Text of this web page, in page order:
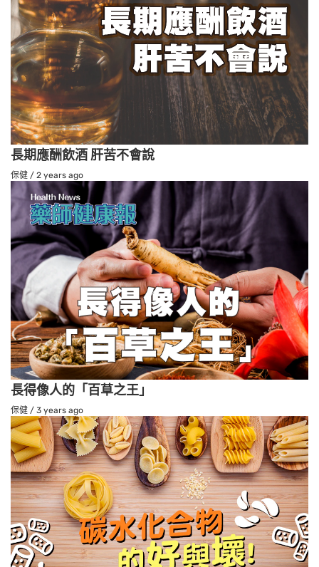
長期應酬飲酒 肝苦不會說
保健 / 2 years ago
長得像人的「百草之王」
保健 / 3 years ago